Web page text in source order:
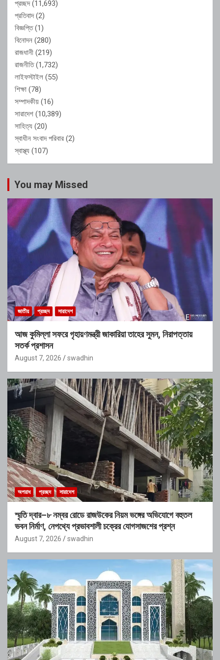
প্রচ্ছদ(11,693)
প্রতিবাদ(2)
বিজ্ঞপ্তি(1)
বিনোদন (280)
রাজধানী (219)
রাজনীতি(1,732)
লাইফস্টাইল (55)
শিক্ষা (78)
সম্পাদকীয় (16)
সারাদেশ (10,389)
সাহিত্য (20)
স্বাধীন সংবাদ পরিবার (2)
স্বাস্থ্য (107)
You may Missed
জাতীয় প্রচ্ছদ সারাদেশ
আজ কুমিল্লা সফরে গৃহায়ণমন্ত্রী জাকারিয়া তাহের সুমন, নিরাপত্তায়
সতর্ক প্রশাসন
August 7, 2026 swadhin
অপরাধ প্রচ্ছদ সারাদেশ
স্মৃতি দ্বার–৮ নম্বর রোডে রাজউকের নিয়ম ভঙ্গের অভিযোগে বহুতল
ভবন নির্মাণ, নেপথ্যে প্রভাবশালী চক্রের যোগসাজশের প্রশ্ন
August 7, 2026 swadhin